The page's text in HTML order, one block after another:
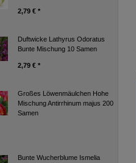
2,79 € *
Duftwicke Lathyrus Odoratus
Bunte Mischung 10 Samen
2,79 € *
Großes Löwenmäulchen Hohe
Mischung Antirrhinum majus 200
Samen
Bunte Wucherblume Ismelia